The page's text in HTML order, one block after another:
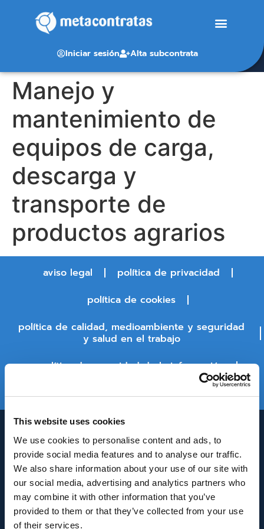
This website uses cookies
We use cookies to personalise content and ads, to
provide social media features and to analyse our traffic.
We also share information about your use of our site with
our social media, advertising and analytics partners who
may combine it with other information that you’ve
provided to them or that they’ve collected from your use
of their services.
Iniciar sesión Alta subcontrata
Manejo y
mantenimiento de
equipos de carga,
descarga y
transporte de
productos agrarios
aviso legal
política de privacidad
política de cookies
política de calidad, medioambiente y seguridad
y salud en el trabajo
política de seguridad de la información
estado de la plataforma
INNOVACIÓN Y DESARROLLO DE ANDALUCÍA